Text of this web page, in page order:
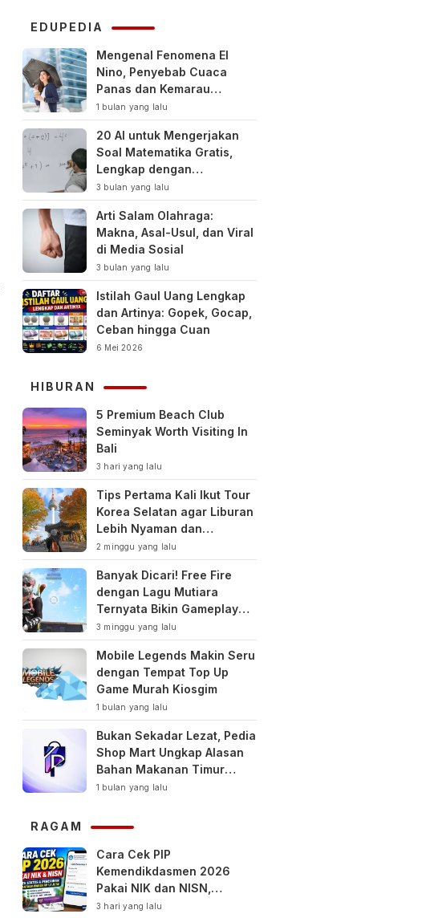
EDUPEDIA
Mengenal Fenomena El
Nino, Penyebab Cuaca
Panas dan Kemarau
Panjang
1 bulan yang lalu
20 AI untuk Mengerjakan
Soal Matematika Gratis,
Lengkap dengan
Pembahasan
3 bulan yang lalu
Arti Salam Olahraga:
Makna, Asal-Usul, dan Viral
di Media Sosial
3 bulan yang lalu
Istilah Gaul Uang Lengkap
dan Artinya: Gopek, Gocap,
Ceban hingga Cuan
6 Mei 2026
HIBURAN
5 Premium Beach Club
Seminyak Worth Visiting In
Bali
3 hari yang lalu
Tips Pertama Kali Ikut Tour
Korea Selatan agar Liburan
Lebih Nyaman dan
Berkesan
2 minggu yang lalu
Banyak Dicari! Free Fire
dengan Lagu Mutiara
Ternyata Bikin Gameplay
Makin Keren
3 minggu yang lalu
Mobile Legends Makin Seru
dengan Tempat Top Up
Game Murah Kiosgim
1 bulan yang lalu
Bukan Sekadar Lezat, Pedia
Shop Mart Ungkap Alasan
Bahan Makanan Timur
Tengah Jadi Tren Gaya
1 bulan yang lalu
RAGAM
Cara Cek PIP
Kemendikdasmen 2026
Pakai NIK dan NISN,
Bantuan hingga Rp1,8 Juta
3 hari yang lalu